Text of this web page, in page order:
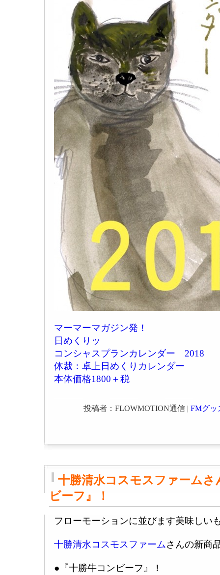
マーマーマガジン発！
日めくりッ
コンシャスプランカレンダー 2018
体裁：卓上日めくりカレンダー
本体価格1800＋税
投稿者：FLOWMOTION通信 | FMグッ
十勝清水コスモスファームさ
ビーフ』！
フローモーションに並びます美味しい
十勝清水コスモスファームさんの新商
●『十勝牛コンビーフ』！